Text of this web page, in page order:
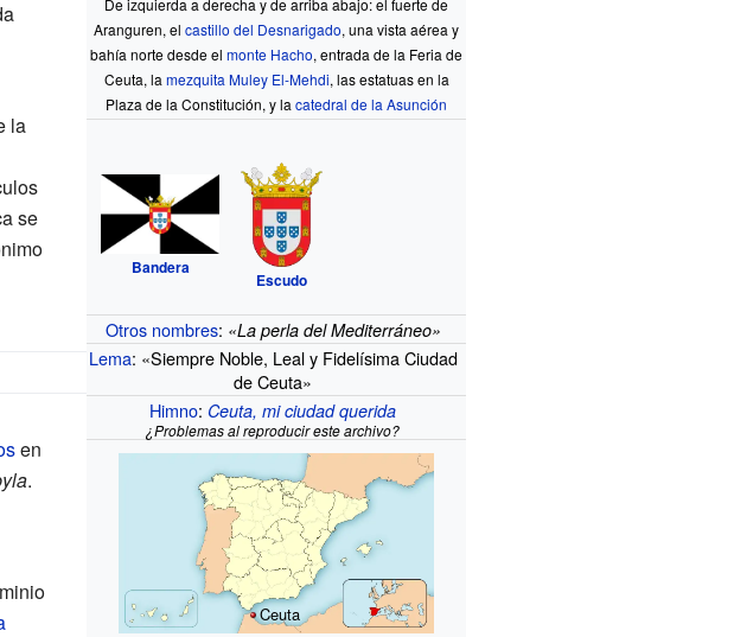
De izquierda a derecha y de arriba abajo: el fuerte de
Aranguren, elcastillo del Desnarigado, una vista aérea y
bahía norte desde elmonte Hacho, entrada de la Feria de
Ceuta, la mezquita Muley El-Mehdi, las estatuas en la
Plaza de la Constitución, y lacatedral de la Asunción
Bandera
Escudo
Otros nombres: «La perla del Mediterráneo»
Lema: «Siempre Noble, Leal y Fidelísima Ciudad
de Ceuta»
Himno: Ceuta, mi ciudad querida
¿Problemas al reproducir este archivo?
Ceuta
la
se
en
.